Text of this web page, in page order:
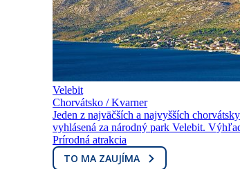
Velebit
Chorvátsko / Kvarner
Jeden z najväčších a najvyšších
vyhlásená za národný park Velebit.
Prírodná atrakcia
TO MA ZAUJÍMA